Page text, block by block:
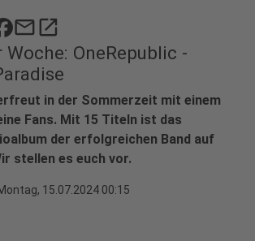
mailopen_in_new
OneRepublic -
in der Sommerzeit mit einem
Fans. Mit 15 Titeln ist das
der erfolgreichen Band auf
stellen es euch vor.
15.07.2024 00:15